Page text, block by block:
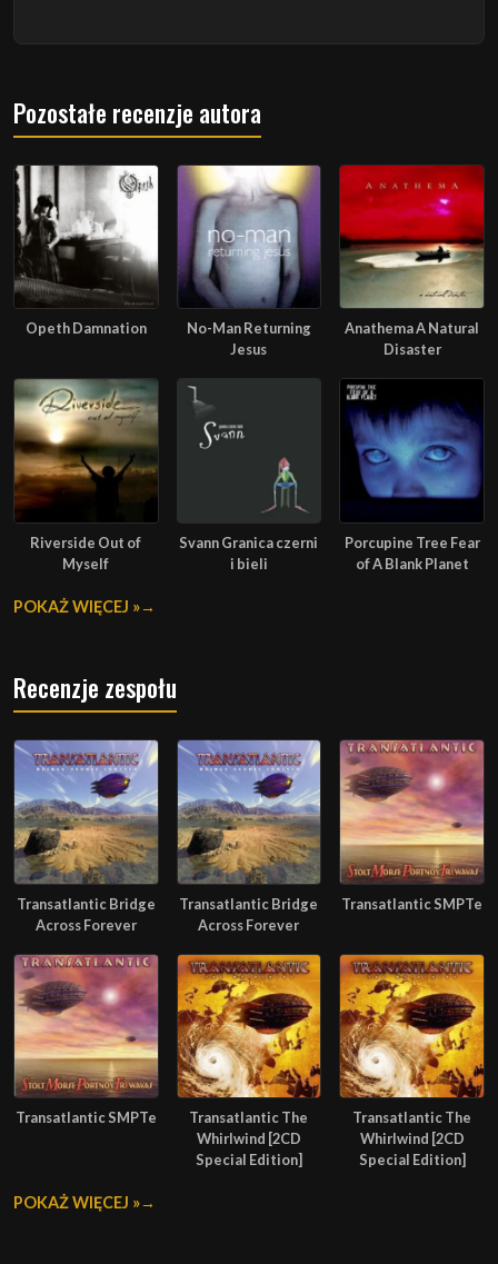
Pozostałe recenzje autora
Opeth Damnation
No-Man Returning
Jesus
Anathema A Natural
Disaster
Riverside Out of
Myself
Svann Granica czerni
i bieli
Porcupine Tree Fear
of A Blank Planet
POKAŻ WIĘCEJ »
Recenzje zespołu
Transatlantic Bridge
Across Forever
Transatlantic Bridge
Across Forever
Transatlantic SMPTe
Transatlantic SMPTe
Transatlantic The
Whirlwind [2CD
Special Edition]
Transatlantic The
Whirlwind [2CD
Special Edition]
POKAŻ WIĘCEJ »